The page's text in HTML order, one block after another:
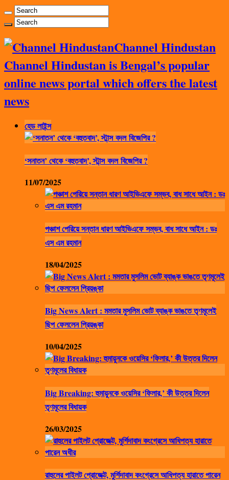
Channel Hindustan
Channel Hindustan is Bengal’s popular
online news portal which offers the latest
news
হেড লাইন্স
‘সনাতন’ থেকে ‘বহুতবাদ’, স্টান্স বদল বিজেপির ?
11/07/2025
পঞ্চাশ পেরিয়ে সন্তান ধারণ আইভিএফে সম্ভব, বাধ সাধে আইন : ডঃ
এস এম রহমান
18/04/2025
Big News Alert : মমতার মুসলিম ভোট ব্যাঙ্ক ভাঙতে তৃণমূলেই
ছিপ ফেললেন প্রিয়ঙ্কা
10/04/2025
Big Breaking: হুমায়ুনকে ওয়েসির ‘ফিলার,’ কী উত্তর দিলেন
তৃণমূলের বিধায়ক
26/03/2025
রাহুলের পাইলট প্রোজেক্ট, মুর্শিদাবাদ কংগ্রেসে আধিপত্য হারাতে পারেন